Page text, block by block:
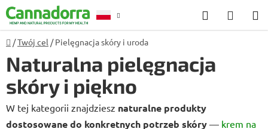
Przejść
do
treści
Szukaj
Home
/Twój cel / Pielęgnacja skóry i uroda
Naturalna pielęgnacja
skóry i piękno
W tej kategorii znajdziesz naturalne produkty
dostosowane do konkretnych potrzeb skóry — krem na